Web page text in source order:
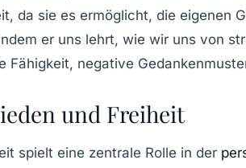
, da sie es ermöglicht, die eigenen
er uns lehrt, wie wir uns von
Fähigkeit, negative
und Freiheit
spielt eine zentrale Rolle in der